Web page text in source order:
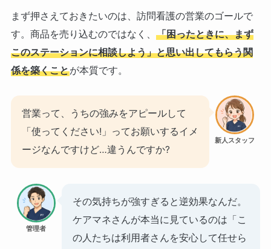
まず押さえておきたいのは、訪問看護の営業のゴールで
す。商品を売り込むのではなく、 「困ったときに、まず
このステーションに相談しよう」と思い出してもらう関
係を築くことが本質です。
新人スタッフ
営業って、うちの強みをアピールして
「使ってください!」ってお願いするイメ
ージなんですけど…違うんですか?
管理者
その気持ちが強すぎると逆効果なんだ。
ケアマネさんが本当に見ているのは「こ
の人たちは利用者さんを安心して任せら